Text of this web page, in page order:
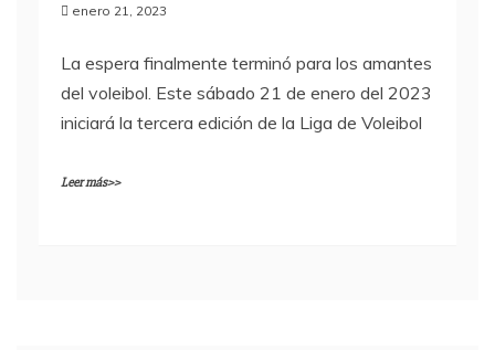
enero 21, 2023
La espera finalmente terminó para los amantes
del voleibol. Este sábado 21 de enero del 2023
iniciará la tercera edición de la Liga de Voleibol
Leer más>>